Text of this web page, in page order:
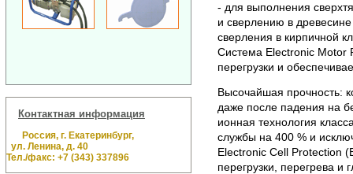
Контактная информация
Россия, г. Екатеринбург,
ул. Ленина, д. 40
Тел./факс: +7 (343) 337896
- для выполнения
и сверлению в
сверления в кирпичной
Система Electronic Motor
перегрузки и
Высочайшая прочность:
даже после падения на
ионная технология
службы на 400 % и
Electronic Cell Protection
перегрузки, перегрева и